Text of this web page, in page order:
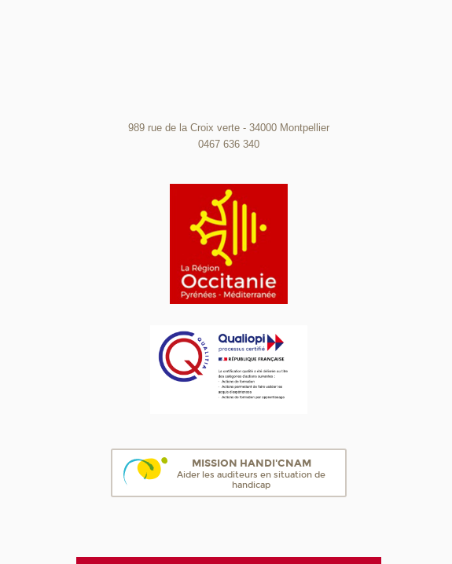
989 rue de la Croix verte - 34000 Montpellier
0467 636 340
MISSION HANDI'CNAM
Aider les auditeurs en situation de
handicap